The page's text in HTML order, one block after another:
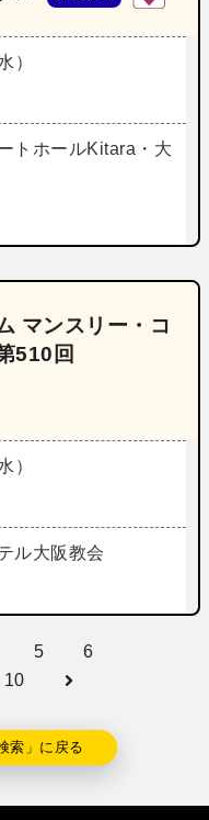
）
トホールKitara・大
マンスリー・コ
510回
）
ル大阪教会
5
6
10
索」に戻る